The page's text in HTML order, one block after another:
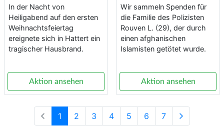
In der Nacht von
Heiligabend auf den ersten
Weihnachtsfeiertag
ereignete sich in Hattert ein
tragischer Hausbrand.
Aktion ansehen
Wir sammeln Spenden für
die Familie des Polizisten
Rouven L. (29), der durch
einen afghanischen
Islamisten getötet wurde.
Aktion ansehen
1 2 3 4 5 6 7